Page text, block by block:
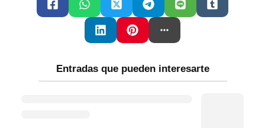
Entradas que pueden interesarte